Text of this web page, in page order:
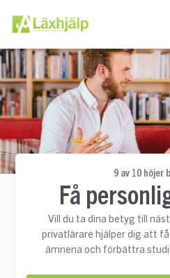
9 av 10 höjer
Få
Vill du ta dina betyg till
privatlärare hjälper dig att
ämnena och förbättra